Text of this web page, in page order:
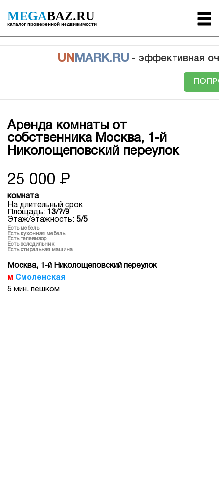
MEGABAZ.RU
каталог проверенной недвижимости
UN MARK.RU - эффективная
Аренда комнаты от
собственника Москва, 1-й
Николощеповский переулок
25 000 Р
комната
На длительный срок
Площадь: 13/?/9
Этаж/этажность: 5/5
Есть мебель
Есть кухонная мебель
Есть телевизор
Есть холодильник
Есть стиральная машина
Москва, 1-й Николощеповский переулок
Смоленская
5 мин. пешком